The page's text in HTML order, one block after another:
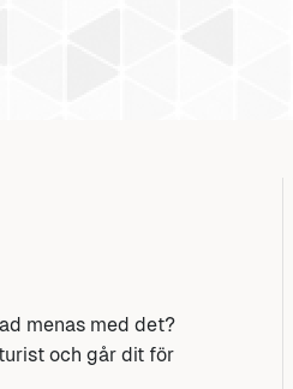
menas med det?
och går dit för